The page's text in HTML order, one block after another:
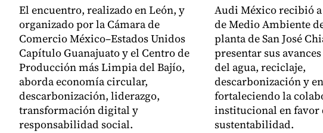
El encuentro, realizado en León, y
organizado por la Cámara de
Comercio México–Estados Unidos
Capítulo Guanajuato y el Centro de
Producción más Limpia del Bajío,
aborda economía circular,
descarbonización, liderazgo,
transformación digital y
responsabilidad social.
Audi México recibió
de Medio Ambiente
planta de San José
presentar sus
del agua, reciclaje,
descarbonización y
fortaleciendo la
institucional en favor
sustentabilidad.